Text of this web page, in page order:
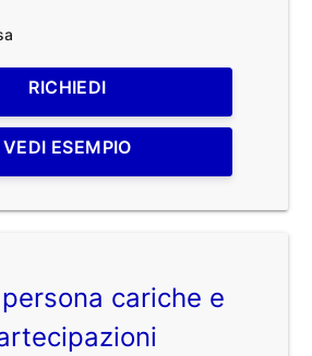
RICHIEDI
VEDI ESEMPIO
cariche e